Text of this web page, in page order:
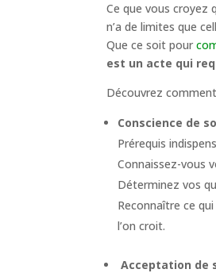
Ce que vous croyez
n’a de limites que
Que ce soit pour
est un acte qui
Découvrez
Conscience de
Prérequis
Connaissez-vous
Déterminez vos
Reconnaître ce
l’on croit.
Acceptation de